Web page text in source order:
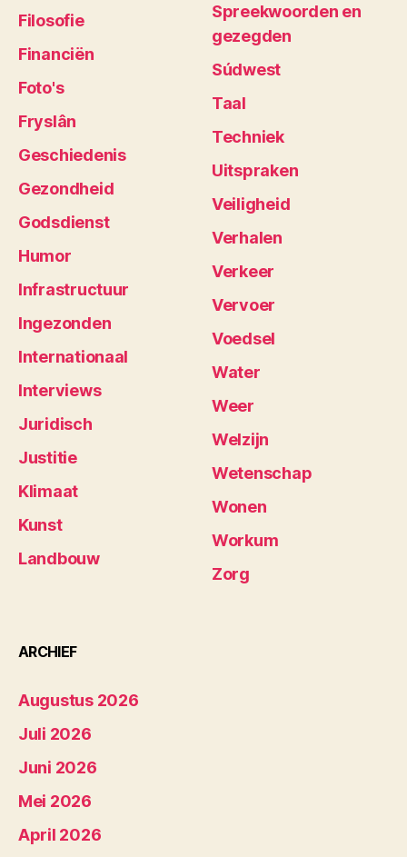
Filosofie
Financiën
Foto's
Fryslân
Geschiedenis
Gezondheid
Godsdienst
Humor
Infrastructuur
Ingezonden
Internationaal
Interviews
Juridisch
Justitie
Klimaat
Kunst
Landbouw
Spreekwoorden en
gezegden
Súdwest
Taal
Techniek
Uitspraken
Veiligheid
Verhalen
Verkeer
Vervoer
Voedsel
Water
Weer
Welzijn
Wetenschap
Wonen
Workum
Zorg
ARCHIEF
Augustus 2026
Juli 2026
Juni 2026
Mei 2026
April 2026